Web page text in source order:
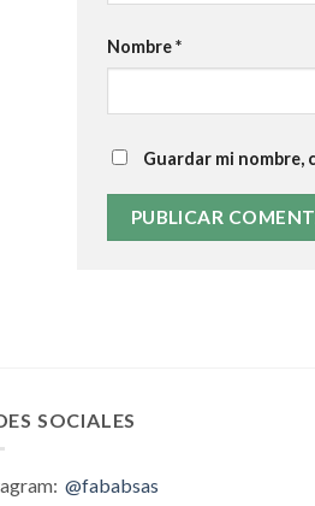
Nombre*
Guardar mi nombre,
SOCIALES
@fababsas